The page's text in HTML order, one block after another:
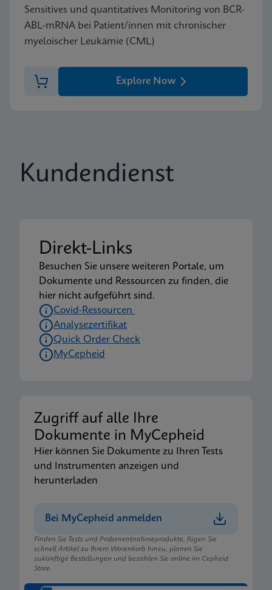
Sensitives und quantitatives Monitoring von BCR-
ABL-mRNA bei Patient/innen mit chronischer
myeloischer Leukämie (CML)
Explore Now
Kundendienst
Direkt-Links
Besuchen Sie unsere weiteren Portale, um
Dokumente und Ressourcen zu finden, die
hier nicht aufgeführt sind.
Covid-Ressourcen
Analysezertifikat
Quick Order Check
MyCepheid
Zugriff auf alle Ihre
Dokumente in MyCepheid
Hier können Sie Dokumente zu Ihren Tests
und Instrumenten anzeigen und
herunterladen
Bei MyCepheid anmelden
Finden Sie Tests und Probenentnahmeprodukte, fügen Sie
schnell Artikel zu Ihrem Warenkorb hinzu, planen Sie
zukünftige Bestellungen und bezahlen Sie online im Cepheid
Store.